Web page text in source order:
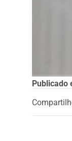
Publicado